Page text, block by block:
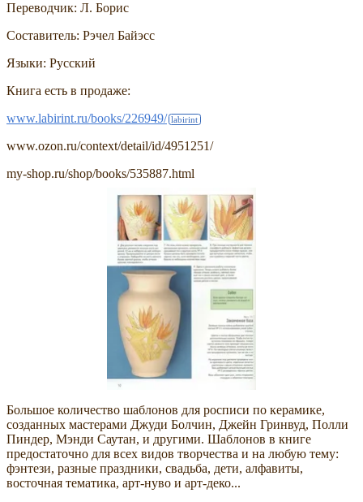
Переводчик: Л. Борис
Составитель: Рэчел Байэсс
Языки: Русский
Книга есть в продаже:
www.labirint.ru/books/226949/
www.ozon.ru/context/detail/id/4951251/
my-shop.ru/shop/books/535887.html
Большое количество шаблонов для росписи по керамике,
созданных мастерами Джуди Болчин, Джейн Гринвуд, Полли
Пиндер, Мэнди Саутан, и другими. Шаблонов в книге
предостаточно для всех видов творчества и на любую тему:
фэнтези, разные праздники, свадьба, дети, алфавиты,
восточная тематика, арт-нуво и арт-деко...